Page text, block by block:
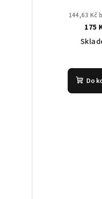
144,63 Kč
175
Do